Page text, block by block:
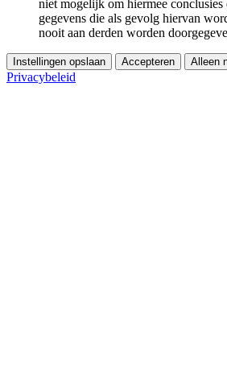
niet mogelijk om hiermee
gegevens die als gevolg hiervan
nooit aan derden worden
Instellingen opslaan Accepteren Alleen
Privacybeleid